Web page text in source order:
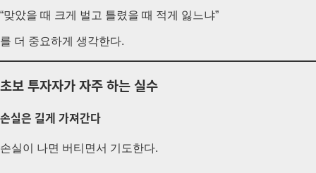
“맞았을 때 크게 벌고 틀렸을 때 적게 잃느냐”
를 더 중요하게 생각한다.
초보 투자자가 자주 하는 실수
손실은 길게 가져간다
손실이 나면 버티면서 기도한다.